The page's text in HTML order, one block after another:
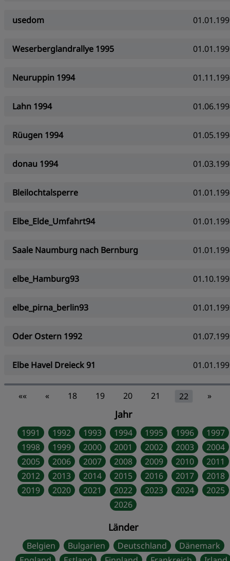
usedom
Weserberglandrallye 1995
Neuruppin 1994
Lahn 1994
Rüugen 1994
donau 1994
Bleilochtalsperre
Elbe_Elde_Umfahrt94
Saale Naumburg nach Bernburg
elbe_Hamburg93
elbe_pirna_berlin93
Oder Ostern 1992
Elbe Havel Dreieck 91
«« « 18 19 20 21 22 »
Jahr
1991 1992 1993 1994 1995 1996
1997
1998
1999 2000 2001 2002 2003
2004
2005
2006 2007 2008 2009 2010
2011
2012
2013 2014 2015 2016 2017
2018
2019
2020 2021 2022 2023 2024
2025
2026
Länder
Belgien Bulgarien Deutschland
Dänemark